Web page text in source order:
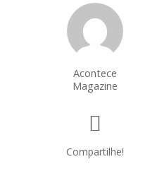
Acontece
Magazine
Compartilhe!